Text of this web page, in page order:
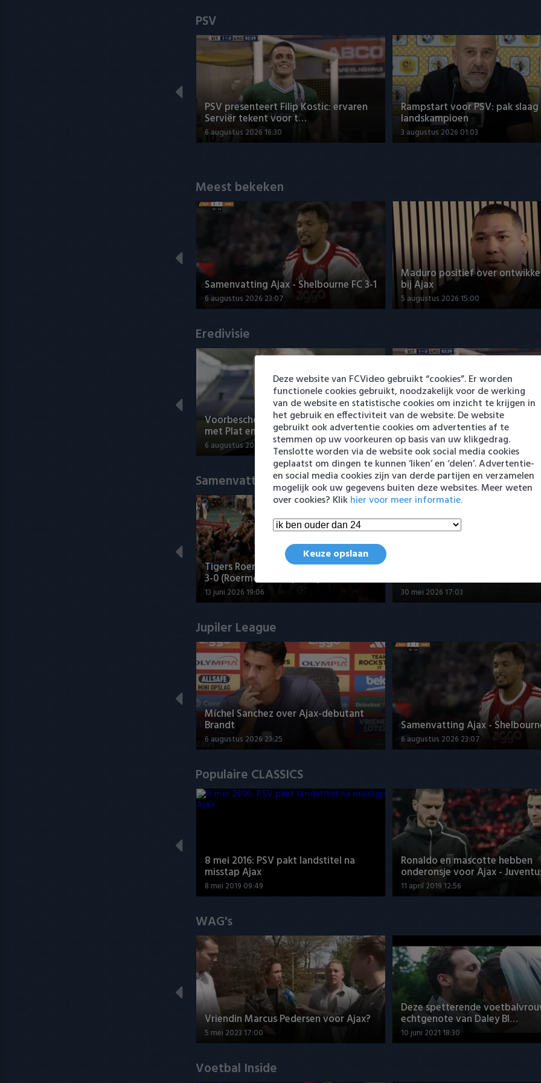
PSV
PSV presenteert Filip Kostic: ervaren
Serviër tekent voor t…
6 augustus 2026 16:30
Rampstart voor PSV: pak
landskampioen
3 augustus 2026 01:03
Meest bekeken
Samenvatting Ajax - Shelbourne FC 3-1
6 augustus 2026 23:07
Maduro positief over
bij Ajax
5 augustus 2026 15:00
Eredivisie
Voorbeschouwing Cambuur-Excelsior
met Plat en El Arguioui
6 augustus 2026 18:49
PSV presenteert Filip Kostic:
Serviër tekent voor t…
6 augustus 2026 16:30
Samenvattingen Eredivisie
Tigers Roermond - Futsal Amsterdam
3-0 (Roermond kampioen)
13 juni 2026 19:06
Samenvatting ZVG/Cagemax
Amsterdam 4-2
30 mei 2026 17:03
Jupiler League
Míchel Sanchez over Ajax-debutant
Brandt
6 augustus 2026 23:25
Samenvatting Ajax -
6 augustus 2026 23:07
Populaire CLASSICS
8 mei 2016: PSV pakt landstitel na
misstap Ajax
8 mei 2019 09:49
Ronaldo en mascotte hebben
onderonsje voor Ajax -
11 april 2019 12:56
WAG's
Vriendin Marcus Pedersen voor Ajax?
5 mei 2023 17:00
Deze spetterende
echtgenote van Daley Bl…
10 juni 2021 18:30
Voetbal Inside
Deze website van FCVideo gebruikt “cookies”. Er worden
functionele cookies gebruikt, noodzakelijk voor de werking
van de website en statistische cookies om inzicht te krijgen in
het gebruik en effectiviteit van de website. De website
gebruikt ook advertentie cookies om advertenties af te
stemmen op uw voorkeuren op basis van uw klikgedrag.
Tenslotte worden via de website ook social media cookies
geplaatst om dingen te kunnen ‘liken’ en ‘delen’. Advertentie-
en social media cookies zijn van derde partijen en verzamelen
mogelijk ook uw gegevens buiten deze websites. Meer weten
over cookies? Klikhier voor meer informatie.
Keuze opslaan